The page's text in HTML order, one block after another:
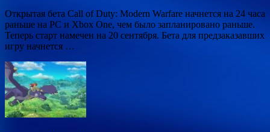
Открытая бета Call of Duty: Modern Warfare начнется на 24 часа
раньше на PC и Xbox One, чем было запланировано раньше.
Теперь старт намечен на 20 сентября. Бета для предзаказавших
игру начнется …